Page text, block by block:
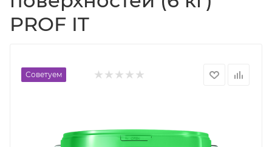
PROF IT
Советуем